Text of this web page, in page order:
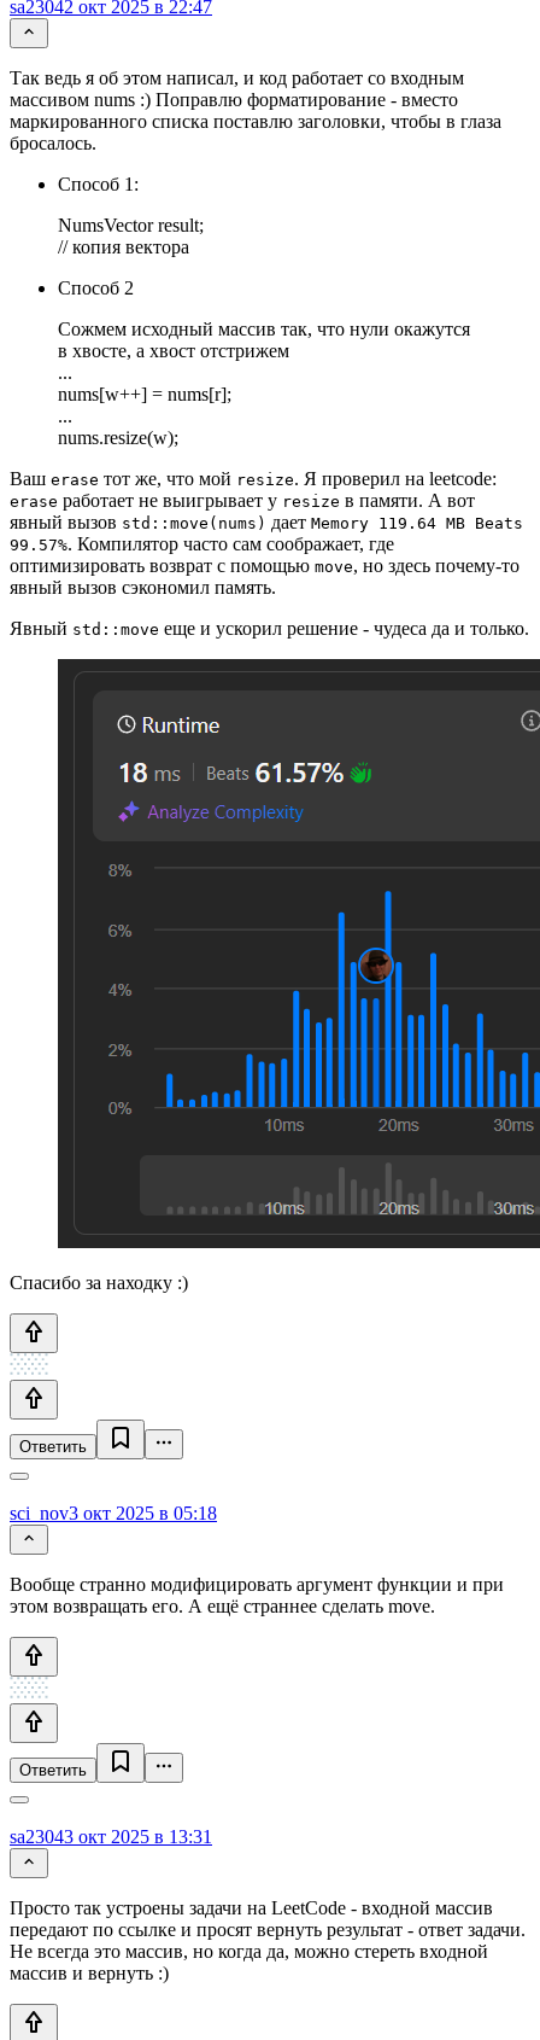
sa23042 окт 2025 в 22:47
Так ведь я об этом написал, и код работает со входным
массивом nums :) Поправлю форматирование - вместо
маркированного списка поставлю заголовки, чтобы в глаза
бросалось.
Способ 1:
NumsVector result;
// копия вектора
Способ 2
Сожмем исходный массив так, что нули окажутся
в хвосте, а хвост отстрижем
...
nums[w++] = nums[r];
...
nums.resize(w);
Ваш erase тот же, что мой resize. Я проверил на leetcode:
erase работает не выигрывает у resize в памяти. А вот
явный вызов std::move(nums) дает Memory 119.64 MB Beats
99.57%. Компилятор часто сам соображает, где
оптимизировать возврат с помощью move, но здесь почему-то
явный вызов сэкономил память.
Явный std::move еще и ускорил решение - чудеса да и только.
Спасибо за находку :)
Ответить
sci_nov3 окт 2025 в 05:18
Вообще странно модифицировать аргумент функции и при
этом возвращать его. А ещё страннее сделать move.
Ответить
sa23043 окт 2025 в 13:31
Просто так устроены задачи на LeetCode - входной массив
передают по ссылке и просят вернуть результат - ответ задачи.
Не всегда это массив, но когда да, можно стереть входной
массив и вернуть :)